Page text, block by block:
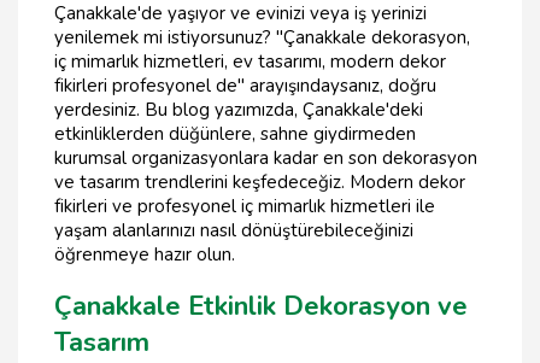
Çanakkale'de yaşıyor ve evinizi veya iş yerinizi
yenilemek mi istiyorsunuz? "Çanakkale dekorasyon,
iç mimarlık hizmetleri, ev tasarımı, modern dekor
fikirleri profesyonel de" arayışındaysanız, doğru
yerdesiniz. Bu blog yazımızda, Çanakkale'deki
etkinliklerden düğünlere, sahne giydirmeden
kurumsal organizasyonlara kadar en son dekorasyon
ve tasarım trendlerini keşfedeceğiz. Modern dekor
fikirleri ve profesyonel iç mimarlık hizmetleri ile
yaşam alanlarınızı nasıl dönüştürebileceğinizi
öğrenmeye hazır olun.
Çanakkale Etkinlik Dekorasyon ve
Tasarım